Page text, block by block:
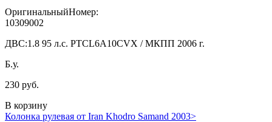
ОригинальныйНомер:
10309002
ДВС:1.8 95 л.с. PTCL6A10CVX / МКПП 2006 г.
Б.у.
230 руб.
В корзину
Колонка рулевая от Iran Khodro Samand 2003>